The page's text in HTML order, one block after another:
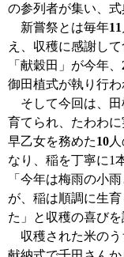
の参列者が集い、式
新嘗祭とは毎年11
え、収穫に感謝し
「献穀田」が今年、
御田植式が執り行わ
そして今回は、田
育てられ、たわわ
早乙女を務めた10
なり、稲を丁寧に1
「今年は梅雨の小
が、稲は順調に生
た」と収穫の喜びを
収穫された米のう